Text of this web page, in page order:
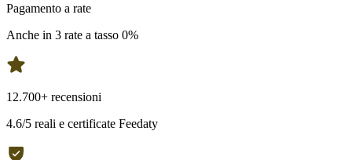
Pagamento a rate
Anche in 3 rate a tasso 0%
12.700+ recensioni
4.6/5 reali e certificate Feedaty